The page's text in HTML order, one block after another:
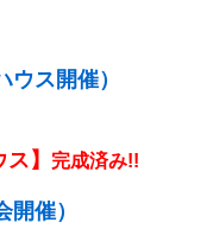
ス開催）
】 完成済み!!
催）